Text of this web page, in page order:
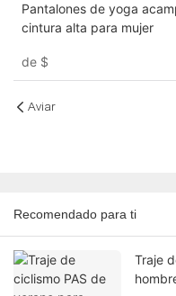
Pantalones de yoga
cintura alta para mujer
de $
Aviar
Recomendado para ti
Traje